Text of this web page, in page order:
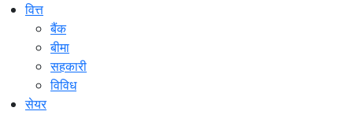
वित्त
बैंक
बीमा
सहकारी
विविध
सेयर